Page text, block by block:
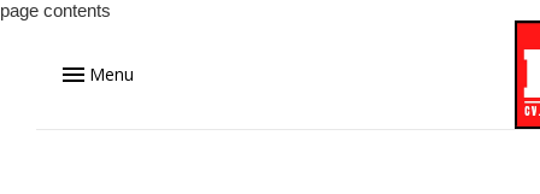
page contents
Menu